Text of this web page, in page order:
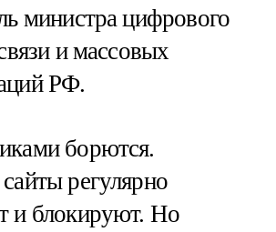
министра цифрового
и массовых
РФ.
борются.
регулярно
и блокируют. Но